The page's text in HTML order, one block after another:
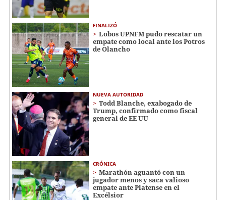
FINALIZÓ
Lobos UPNFM pudo rescatar un
empate como local ante los Potros
de Olancho
NUEVA AUTORIDAD
Todd Blanche, exabogado de
Trump, confirmado como fiscal
general de EE UU
CRÓNICA
Marathón aguantó con un
jugador menos y saca valioso
empate ante Platense en el
Excélsior